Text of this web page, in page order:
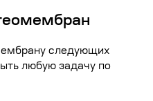
следующих
любую задачу по